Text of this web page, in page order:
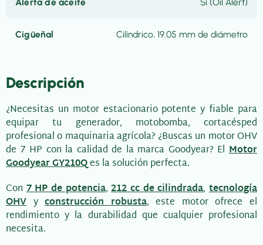
Cigüeñal Cilíndrico, 19.05 mm de diámetro
Descripción
¿Necesitas un motor estacionario potente y fiable para
equipar tu generador, motobomba, cortacésped
profesional o maquinaria agrícola? ¿Buscas un motor OHV
de 7 HP con la calidad de la marca Goodyear? El Motor
Goodyear GY210Qes la solución perfecta.
Con7 HP de potencia,212 cc de cilindrada,tecnología
OHV yconstrucción robusta, este motor ofrece el
rendimiento y la durabilidad que cualquier profesional
necesita.